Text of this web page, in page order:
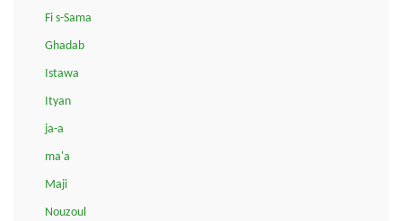
Fi s-Sama
Ghadab
Istawa
Ityan
ja-a
ma'a
Maji
Nouzoul